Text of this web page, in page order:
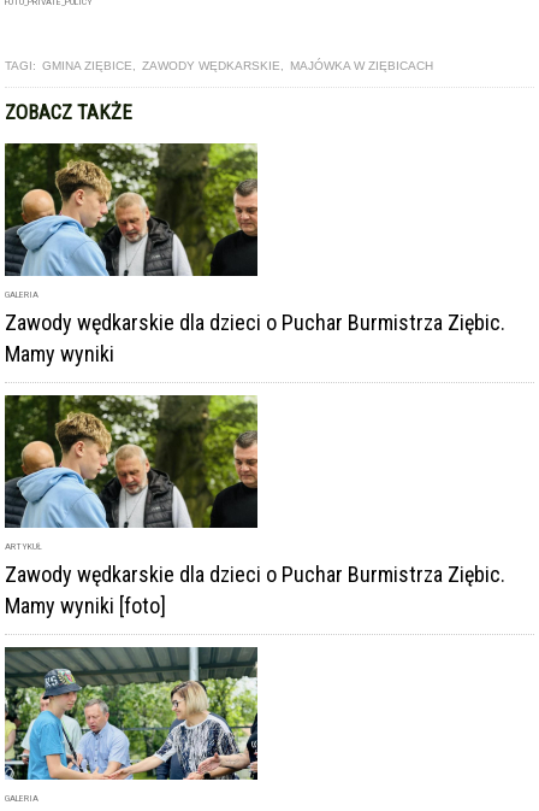
TAGI: GMINA ZIĘBICE ZAWODY WĘDKARSKIE MAJÓWKA W ZIĘBICACH
ZOBACZ TAKŻE
GALERIA
Zawody wędkarskie dla dzieci o Puchar Burmistrza Ziębic.
Mamy wyniki
ARTYKUŁ
Zawody wędkarskie dla dzieci o Puchar Burmistrza Ziębic.
Mamy wyniki [foto]
GALERIA